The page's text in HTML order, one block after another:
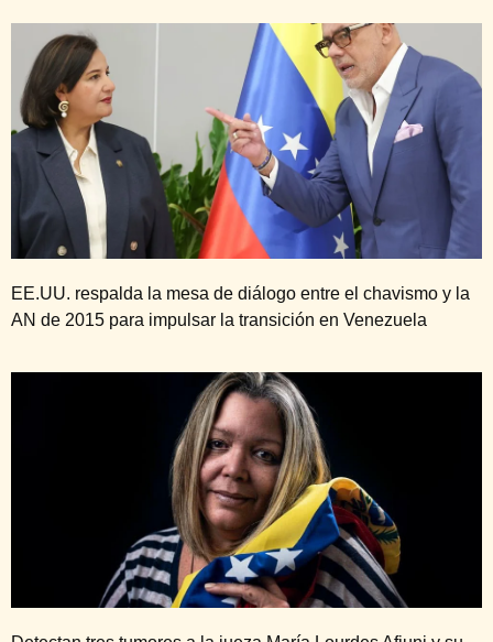
EE.UU. respalda la mesa de diálogo entre el chavismo y la
AN de 2015 para impulsar la transición en Venezuela